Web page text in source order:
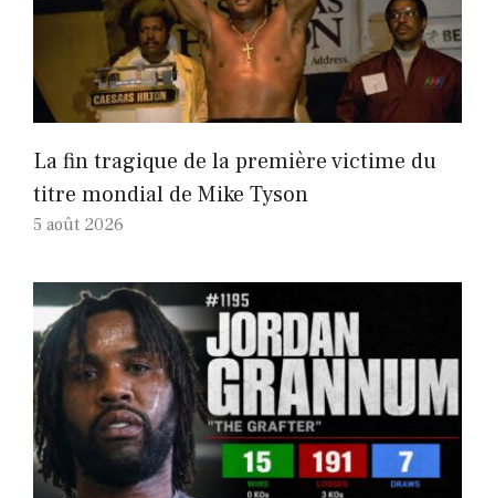
La fin tragique de la première victime du
titre mondial de Mike Tyson
5 août 2026